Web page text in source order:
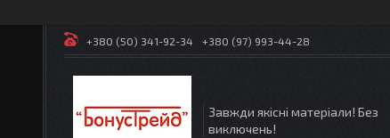
+380 (50) 341-92-34 +380 (97) 993-44-28
Завжди якісні матеріали! Без
виключень!